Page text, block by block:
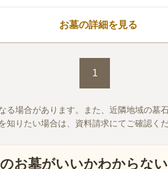
て、基本は使用する
れたときは2区画ま
はじめとして、鹿や
りの後に立ち寄れる
す。
この霊園はまだ誰からも評価
お墓の詳細を見る
1
る場合があります。また、近隣地域の墓
りたい場合は、資料請求にてご確認くだ
お墓がいいかわからな